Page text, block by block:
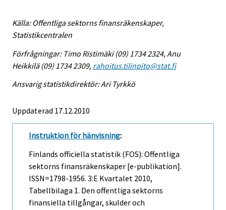
Källa: Offentliga sektorns finansräkenskaper,
Statistikcentralen
Förfrågningar: Timo Ristimäki (09) 1734 2324, Anu
Heikkilä (09) 1734 2309, rahoitus.tilinpito@stat.fi
Ansvarig statistikdirektör: Ari Tyrkkö
Uppdaterad 17.12.2010
Instruktion för hänvisning:
Finlands officiella statistik (FOS): Offentliga
sektorns finansräkenskaper [e-publikation].
ISSN=1798-1956. 3:e Kvartalet 2010,
Tabellbilaga 1. Den offentliga sektorns
finansiella tillgångar, skulder och